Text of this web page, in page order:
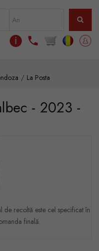
ℹ
La Posta
- 2023 -
recoltă este cel specificat în
finală.